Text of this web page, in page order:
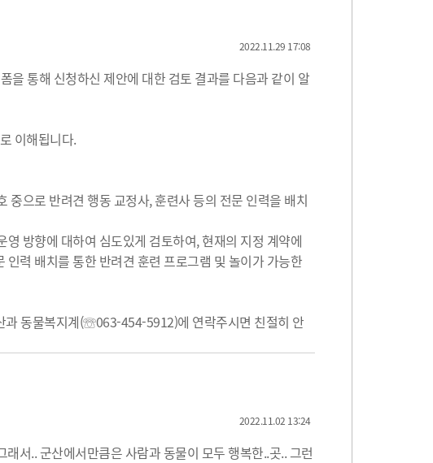
2022.11.29 17:08
을 통해 신청하신 제안에 대한 검토 결과를 다음과 같이 알
이해됩니다.
으로 반려견 행동 교정사, 훈련사 등의 전문 인력을 배치
방향에 대하여 심도있게 검토하여, 현재의 지정 계약에
력 배치를 통한 반려견 훈련 프로그램 및 놀이가 가능한
과 동물복지계(☏063-454-5912)에 연락주시면 친절히 안
2022.11.02 13:24
서.. 군산에서만큼은 사람과 동물이 모두 행복한..곳.. 그런